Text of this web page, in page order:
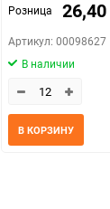
Розница 26,40
Артикул: 00098627
В наличии
В КОРЗИНУ